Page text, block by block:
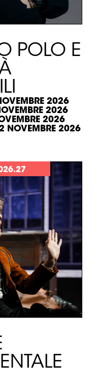
POLO E
2026
2026
2026
NOVEMBRE 2026